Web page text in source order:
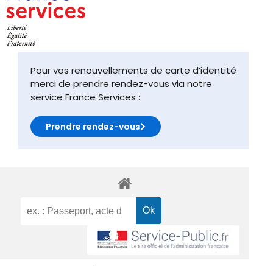
Pour vos renouvellements de carte d’identité
merci de prendre rendez-vous via notre
service France Services :
Prendre rendez-vous